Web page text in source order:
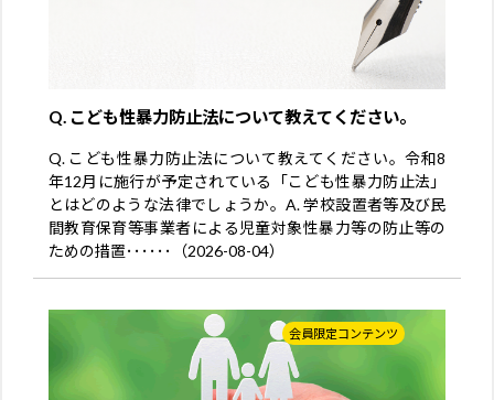
Q. こども性暴力防止法について教えてください。
Q. こども性暴力防止法について教えてください。令和8
年12月に施行が予定されている「こども性暴力防止法」
とはどのような法律でしょうか。A. 学校設置者等及び民
間教育保育等事業者による児童対象性暴力等の防止等の
ための措置･･････（2026-08-04）
会員限定コンテンツ